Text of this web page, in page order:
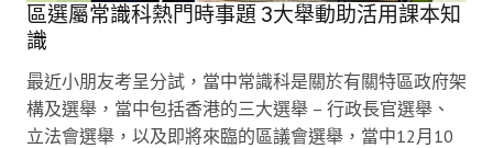
區選屬常識科熱門時事題 3大舉動助活用課本知
識
最近小朋友考呈分試，當中常識科是關於有關特區政府架
構及選舉，當中包括香港的三大選舉 – 行政長官選舉、
立法會選舉，以及即將來臨的區議會選舉，當中12月10